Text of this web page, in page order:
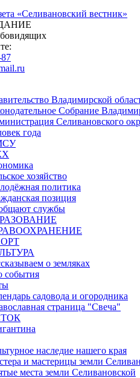
Владимирской
Собрание
Селивановского
года
хозяйство
политика
позиция
службы
о земляках
события
садовода и огородника
страница "Свеча"
наследие нашего края
и мастерицы земли
места земли Селивановской